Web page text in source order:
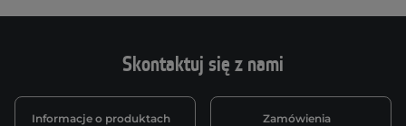
Skontaktuj się z nami
Informacje o produktach Zamówienia